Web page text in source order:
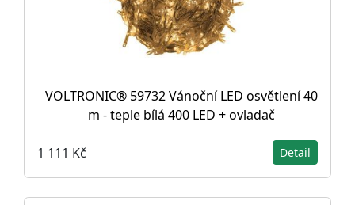
VOLTRONIC® 59732 Vánoční LED osvětlení 40
m - teple bílá 400 LED + ovladač
1 111 Kč Detail